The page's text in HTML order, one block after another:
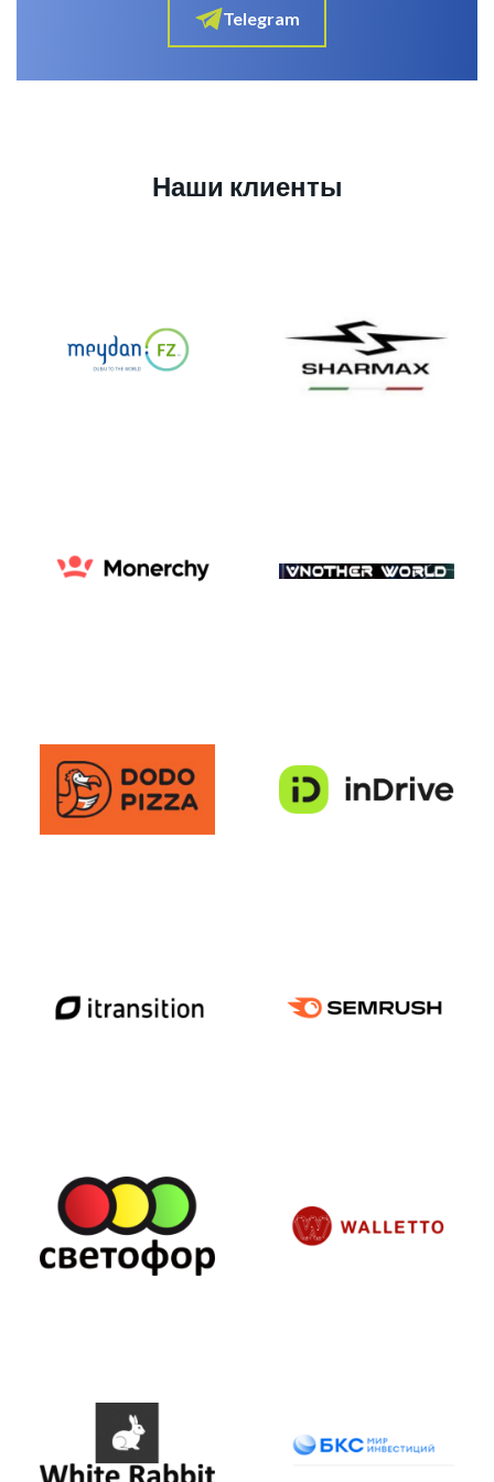
Telegram
Наши клиенты